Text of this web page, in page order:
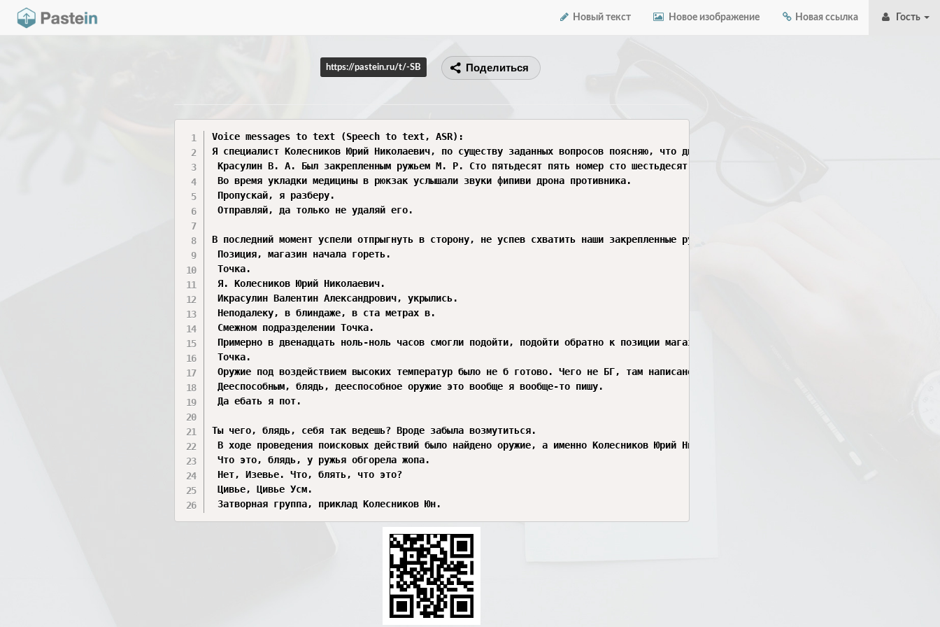
Новый текст Новое изображение Новая ссылка Гость
https://pastein.ru/t/-SB Поделиться
Voice messages to text (Speech to text, ASR):
Я специалист Колесников Юрий Николаевич, по существу заданных вопросов поясняю, что двадцать шестого ноль пятого двадцать
Красулин В. А. Был закрепленным ружьем М. Р. Сто пятьдесят пять номер сто шестьдесят один, пятьсот пятьдесят один девяносто
Во время укладки медицины в рюкзак услышали звуки фипиви дрона противника.
Пропускай, я разберу.
Отправляй, да только не удаляй его.
В последний момент успели отпрыгнуть в сторону, не успев схватить наши закрепленные ружья.
Позиция, магазин начала гореть.
Точка.
Я. Колесников Юрий Николаевич.
Икрасулин Валентин Александрович, укрылись.
Неподалеку, в блиндаже, в ста метрах в.
Смежном подразделении Точка.
Примерно в двенадцать ноль-ноль часов смогли подойти, подойти обратно к позиции магазин, где остались закрепленные за нами
Точка.
Оружие под воздействием высоких температур было не б готово. Чего не БГ, там написано Б. Готово было не. Вот, смотри.
Дееспособным, блядь, дееспособное оружие это вообще я вообще-то пишу.
Да ебать я пот.
Ты чего, блядь, себя так ведешь? Вроде забыла возмутиться.
В ходе проведения поисковых действий было найдено оружие, а именно Колесников Юрий Николаевич, ружье девяносто семь,
Что это, блядь, у ружья обгорела жопа.
Нет, Изевье. Что, блять, что это?
Цивье, Цивье Усм.
Затворная группа, приклад Колесников Юн.